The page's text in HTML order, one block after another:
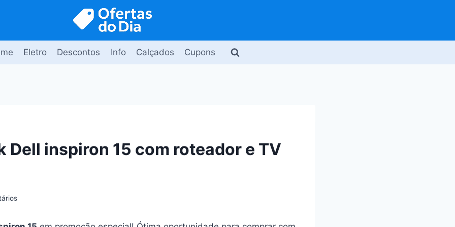
Eletro Descontos Info Calçados Cupons
Dell inspiron 15 com roteador e TV